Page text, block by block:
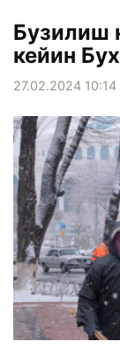
Бузилиш
кейин
27.02.2024 10:14